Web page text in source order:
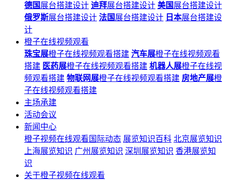
德国 展台搭建设计 迪拜展台搭建设计 美国 展台搭建设计
俄罗斯展台搭建设计 法国 展台搭建设计 日本展台搭建设
计
橙子在线视频观看
珠宝展橙子在线视频观看搭建 汽车展橙子在线视频观看
搭建 医药展橙子在线视频观看搭建 机器人展橙子在线视
频观看搭建 物联网展橙子在线视频观看搭建 房地产展橙
子在线视频观看搭建
主场承建
活动会议
新闻中心
橙子视频在线观看国际动态 展览知识百科 北京展览知识
上海展览知识 广州展览知识 深圳展览知识 香港展览知
识
关于橙子视频在线观看